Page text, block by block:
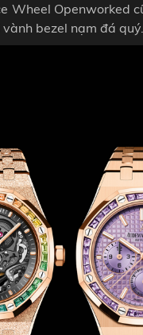
Wheel Openworked
bezel nạm đá quý.